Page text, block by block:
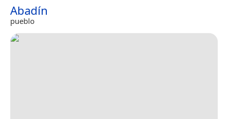
Abadín
pueblo